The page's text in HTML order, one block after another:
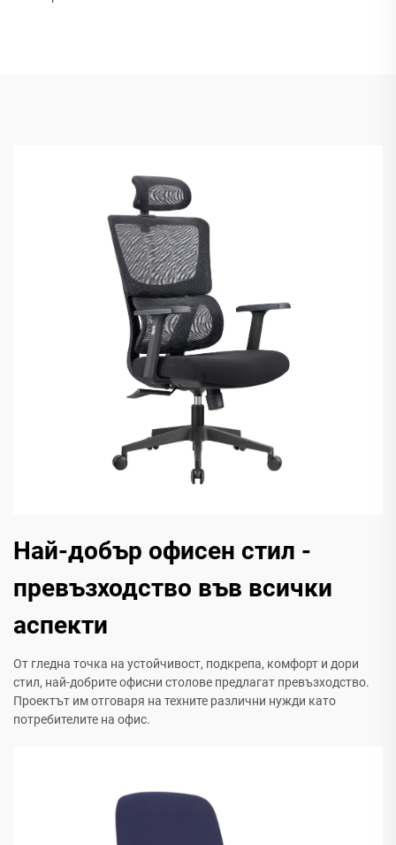
Най-добър офисен стил -
превъзходство във всички
аспекти
От гледна точка на устойчивост, подкрепа, комфорт и дори
стил, най-добрите офисни столове предлагат превъзходство.
Проектът им отговаря на техните различни нужди като
потребителите на офис.